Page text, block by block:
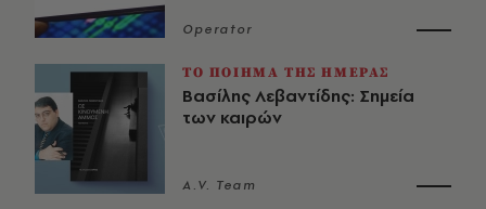
Operator
ΤΟ ΠΟΙΗΜΑ ΤΗΣ ΗΜΕΡΑΣ
Βασίλης Λεβαντίδης: Σημεία
των καιρών
A.V. Team